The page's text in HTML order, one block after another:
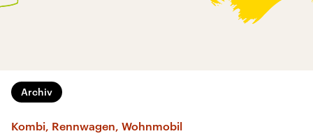
Archiv
Kombi, Rennwagen, Wohnmobil